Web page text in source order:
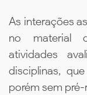
As interações
no material
atividades
disciplinas,
porém sem